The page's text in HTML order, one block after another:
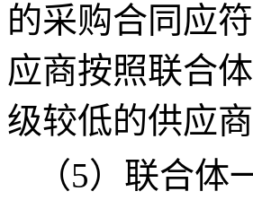
的采购合同应
应商按照联合
级较低的供应
（5）联合